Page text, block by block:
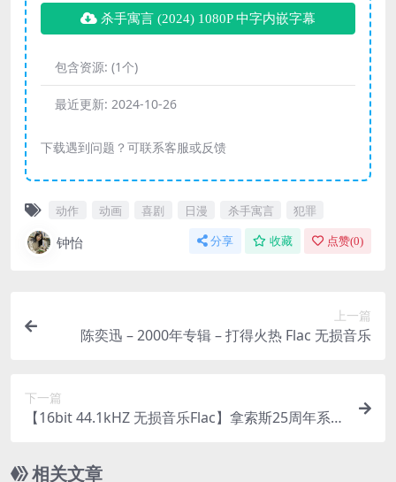
杀手寓言 (2024) 1080P 中字内嵌字幕
包含资源: (1个)
最近更新: 2024-10-26
下载遇到问题？可联系客服或反馈
动作 动画 喜剧 日漫 杀手寓言 犯罪
钟怡 分享 收藏 点赞(0)
上一篇
陈奕迅 – 2000年专辑 – 打得火热 Flac 无损音乐
下一篇
【16bit 44.1kHZ 无损音乐Flac】拿索斯25周年系列
相关文章